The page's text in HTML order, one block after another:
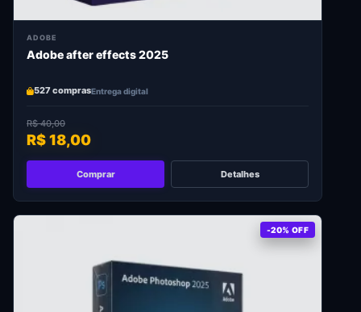
ADOBE
Adobe after effects 2025
527 comprasEntrega digital
R$ 40,00
R$ 18,00
Comprar Detalhes
-20% OFF